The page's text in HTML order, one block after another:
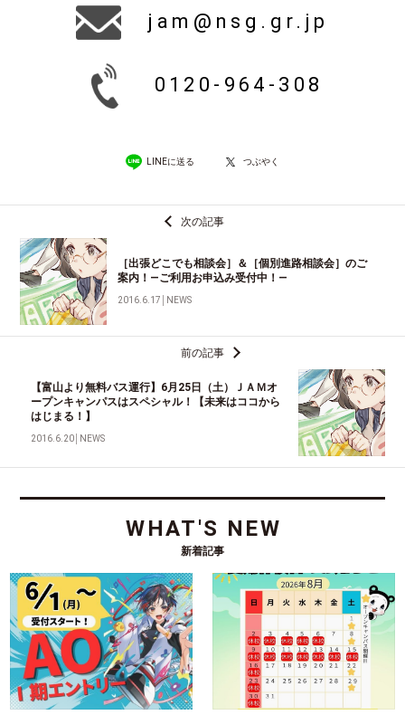
jam@nsg.gr.jp
0120-964-308
LINEに送る つぶやく
次の記事
［出張どこでも相談会］＆［個別進路相談会］のご
案内！―ご利用お申込み受付中！―
2016.6.17 NEWS
前の記事
【富山より無料バス運行】6月25日（土）ＪＡＭオ
ープンキャンパスはスペシャル！【未来はココから
はじまる！】
2016.6.20 NEWS
WHAT'S NEW
新着記事